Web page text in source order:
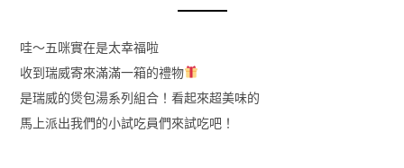
哇～五咪實在是太幸福啦
收到瑞威寄來滿滿一箱的禮物
是瑞威的煲包湯系列組合！看起來超美味的
馬上派出我們的小試吃員們來試吃吧！